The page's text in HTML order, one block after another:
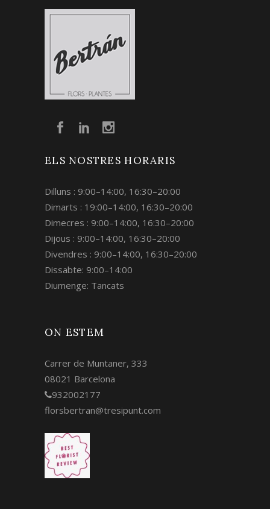
ELS NOSTRES HORARIS
Dilluns : 9:00–14:00, 16:30–20:00
Dimarts : 19:00–14:00, 16:30–20:00
Dimecres : 9:00–14:00, 16:30–20:00
Dijous : 9:00–14:00, 16:30–20:00
Divendres : 9:00–14:00, 16:30–20:00
Dissabte: 9:00–14:00
Diumenge: Tancats
ON ESTEM
Carrer de Muntaner, 333
08021 Barcelona
932002177
florsbertran@tresipunt.com